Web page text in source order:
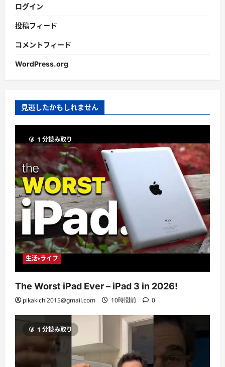
ログイン
投稿フィード
コメントフィード
WordPress.org
見逃したかもしれません
1 分読み取り
生活・ライフ
The Worst iPad Ever – iPad 3 in 2026!
pikakichi2015@gmail.com 10時間前 0
1 分読み取り